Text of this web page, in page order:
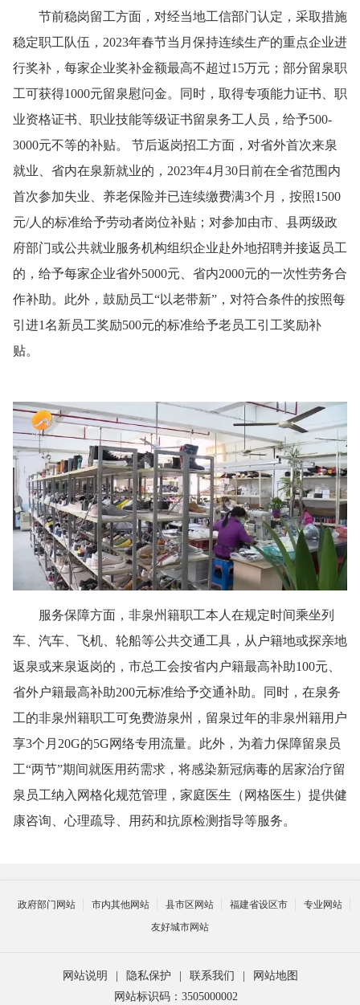
节前稳岗留工方面，对经当地工信部门认定，采取措施
稳定职工队伍，2023年春节当月保持连续生产的重点企业进
行奖补，每家企业奖补金额最高不超过15万元；部分留泉职
工可获得1000元留泉慰问金。同时，取得专项能力证书、职
业资格证书、职业技能等级证书留泉务工人员，给予500-
3000元不等的补贴。 节后返岗招工方面，对省外首次来泉
就业、省内在泉新就业的，2023年4月30日前在全省范围内
首次参加失业、养老保险并已连续缴费满3个月，按照1500
元/人的标准给予劳动者岗位补贴；对参加由市、县两级政
府部门或公共就业服务机构组织企业赴外地招聘并接返员工
的，给予每家企业省外5000元、省内2000元的一次性劳务合
作补助。此外，鼓励员工“以老带新”，对符合条件的按照每
引进1名新员工奖励500元的标准给予老员工引工奖励补
贴。
服务保障方面，非泉州籍职工本人在规定时间乘坐列
车、汽车、飞机、轮船等公共交通工具，从户籍地或探亲地
返泉或来泉返岗的，市总工会按省内户籍最高补助100元、
省外户籍最高补助200元标准给予交通补助。同时，在泉务
工的非泉州籍职工可免费游泉州，留泉过年的非泉州籍用户
享3个月20G的5G网络专用流量。此外，为着力保障留泉员
工“两节”期间就医用药需求，将感染新冠病毒的居家治疗留
泉员工纳入网格化规范管理，家庭医生（网格医生）提供健
康咨询、心理疏导、用药和抗原检测指导等服务。
政府部门网站 市内其他网站 县市区网站 福建省设区市
专业网站
友好城市网站
网站说明 隐私保护 联系我们
网站地图
网站标识码：3505000002